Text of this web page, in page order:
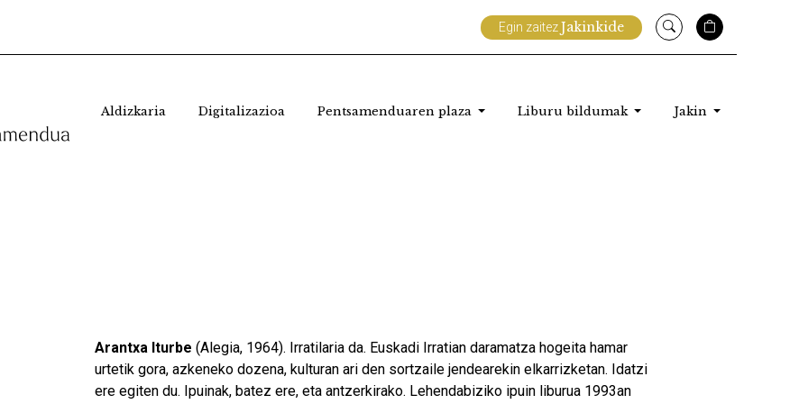
Egin zaitezJakinkide
Aldizkaria Digitalizazioa Pentsamenduaren plaza Liburu bildumak Jakin
Arantxa Iturbe (Alegia, 1964). Irratilaria da. Euskadi Irratian daramatza hogeita hamar
urtetik gora, azkeneko dozena, kulturan ari den sortzaile jendearekin elkarrizketan. Idatzi
ere egiten du. Ipuinak, batez ere, eta antzerkirako. Lehendabiziko ipuin liburua 1993an